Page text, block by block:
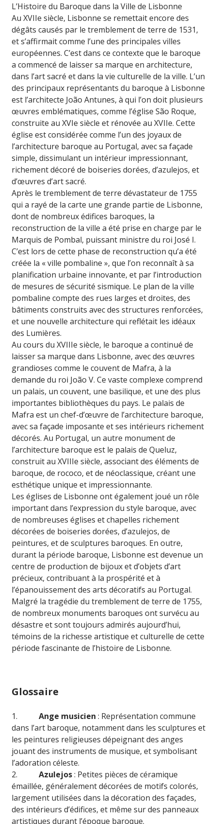
L’Histoire du Baroque dans la Ville de Lisbonne
Au XVIIe siècle, Lisbonne se remettait encore des
dégâts causés par le tremblement de terre de 1531,
et s’affirmait comme l’une des principales villes
européennes. C’est dans ce contexte que le baroque
a commencé de laisser sa marque en architecture,
dans l’art sacré et dans la vie culturelle de la ville. L’un
des principaux représentants du baroque à Lisbonne
est l’architecte João Antunes, à qui l’on doit plusieurs
œuvres emblématiques, comme l’église São Roque,
construite au XVIe siècle et rénovée au XVIIe. Cette
église est considérée comme l’un des joyaux de
l’architecture baroque au Portugal, avec sa façade
simple, dissimulant un intérieur impressionnant,
richement décoré de boiseries dorées, d’azulejos, et
d’œuvres d’art sacré.
Après le tremblement de terre dévastateur de 1755
qui a rayé de la carte une grande partie de Lisbonne,
dont de nombreux édifices baroques, la
reconstruction de la ville a été prise en charge par le
Marquis de Pombal, puissant ministre du roi José I.
C’est lors de cette phase de reconstruction qu’a été
créée la « ville pombaline », que l’on reconnaît à sa
planification urbaine innovante, et par l’introduction
de mesures de sécurité sismique. Le plan de la ville
pombaline compte des rues larges et droites, des
bâtiments construits avec des structures renforcées,
et une nouvelle architecture qui reflétait les idéaux
des Lumières.
Au cours du XVIIIe siècle, le baroque a continué de
laisser sa marque dans Lisbonne, avec des œuvres
grandioses comme le couvent de Mafra, à la
demande du roi João V. Ce vaste complexe comprend
un palais, un couvent, une basilique, et une des plus
importantes bibliothèques du pays. Le palais de
Mafra est un chef-d’œuvre de l’architecture baroque,
avec sa façade imposante et ses intérieurs richement
décorés. Au Portugal, un autre monument de
l’architecture baroque est le palais de Queluz,
construit au XVIIIe siècle, associant des éléments de
baroque, de rococo, et de néoclassique, créant une
esthétique unique et impressionnante.
Les églises de Lisbonne ont également joué un rôle
important dans l’expression du style baroque, avec
de nombreuses églises et chapelles richement
décorées de boiseries dorées, d’azulejos, de
peintures, et de sculptures baroques. En outre,
durant la période baroque, Lisbonne est devenue un
centre de production de bijoux et d’objets d’art
précieux, contribuant à la prospérité et à
l’épanouissement des arts décoratifs au Portugal.
Malgré la tragédie du tremblement de terre de 1755,
de nombreux monuments baroques ont survécu au
désastre et sont toujours admirés aujourd’hui,
témoins de la richesse artistique et culturelle de cette
période fascinante de l’histoire de Lisbonne.
Glossaire
1. Ange musicien : Représentation commune
dans l’art baroque, notamment dans les sculptures et
les peintures religieuses dépeignant des anges
jouant des instruments de musique, et symbolisant
l’adoration céleste.
2. Azulejos: Petites pièces de céramique
émaillée, généralement décorées de motifs colorés,
largement utilisées dans la décoration des façades,
des intérieurs d’édifices, et même sur des panneaux
artistiques durant l’époque baroque.